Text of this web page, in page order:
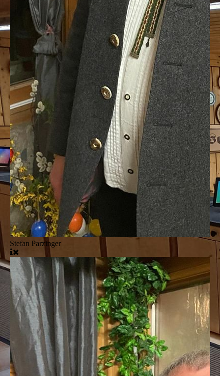
Stefan Parzinger